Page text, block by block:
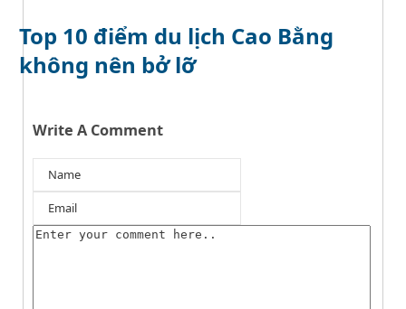
Top 10 điểm du lịch Cao Bằng
không nên bở lỡ
Write A Comment